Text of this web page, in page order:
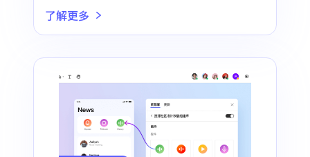
了解更多